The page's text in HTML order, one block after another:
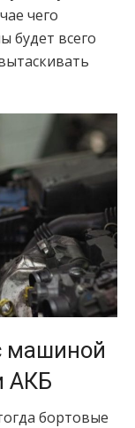
чего
будет всего
машиной
АКБ
бортовые